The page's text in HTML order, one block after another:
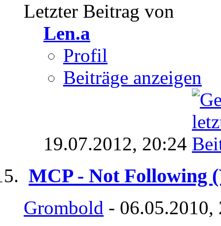
Letzter Beitrag von
Len.a
Profil
Beiträge anzeigen
19.07.2012, 20:24
MCP - Not Following
Grombold - 06.05.2010,